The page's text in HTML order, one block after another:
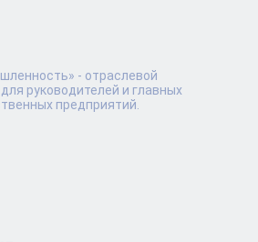
- отраслевой
руководителей и главных
предприятий.